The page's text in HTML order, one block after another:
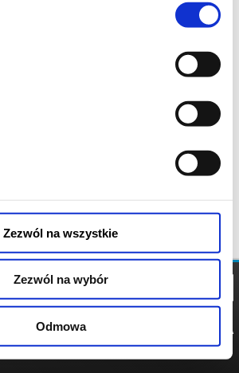
Zezwól na wszystkie
Zezwól na wybór
Odmowa
POLITYKA
POLITYKA